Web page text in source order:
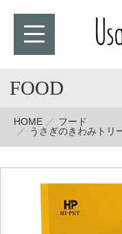
FOOD
HOME
フード
うさぎのきわみトリ